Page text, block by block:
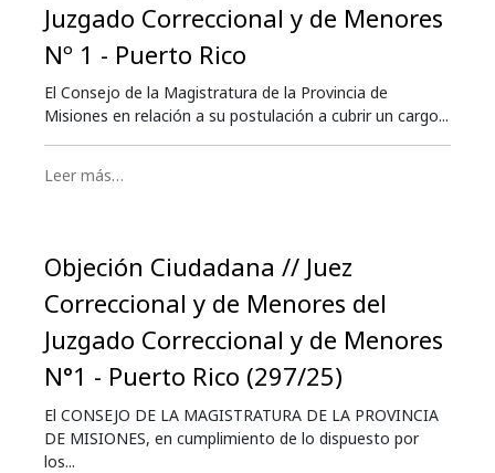
Juzgado Correccional y de Menores
Nº 1 - Puerto Rico
El Consejo de la Magistratura de la Provincia de
Misiones en relación a su postulación a cubrir un cargo...
Leer más…
Objeción Ciudadana // Juez
Correccional y de Menores del
Juzgado Correccional y de Menores
N°1 - Puerto Rico (297/25)
El CONSEJO DE LA MAGISTRATURA DE LA PROVINCIA
DE MISIONES, en cumplimiento de lo dispuesto por
los...